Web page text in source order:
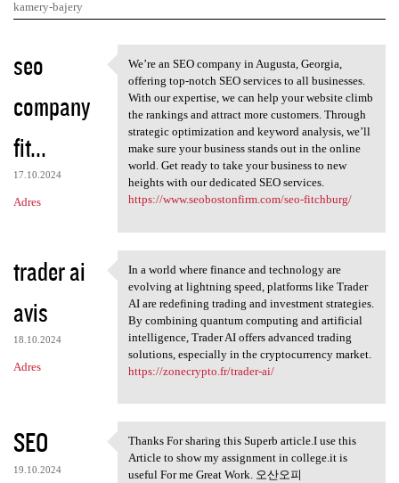
kamery-bajery
K
o
m
e
n
t
a
e
seo
company
fit...
17.10.2024
Adres
We’re an SEO company in
We’re an SEO company in Augusta, Georgia,
offering top-notch SEO services to all businesses.
With our expertise, we can help your website climb
the rankings and attract more customers. Through
strategic optimization and keyword analysis, we’ll
make sure your business stands out in the online
world. Get ready to take your business to new
heights with our dedicated SEO services.
https://www.seobostonfirm.com/seo-fitchburg/
trader ai
avis
18.10.2024
Adres
In a world where finance and
In a world where finance and technology are
evolving at lightning speed, platforms like Trader
AI are redefining trading and investment strategies.
By combining quantum computing and artificial
intelligence, Trader AI offers advanced trading
solutions, especially in the cryptocurrency market.
https://zonecrypto.fr/trader-ai/
SEO
19.10.2024
Thanks For sharing this
Thanks For sharing this Superb article.I use this
Article to show my assignment in college.it is
useful For me Great Work. 오산오피